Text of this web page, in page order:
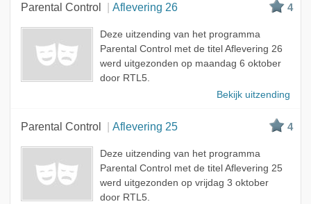
Parental Control Aflevering 26 4
Deze uitzending van het programma
Parental Control met de titel Aflevering 26
werd uitgezonden op maandag 6 oktober
door RTL5.
Bekijk uitzending
Parental Control Aflevering 25 4
Deze uitzending van het programma
Parental Control met de titel Aflevering 25
werd uitgezonden op vrijdag 3 oktober
door RTL5.